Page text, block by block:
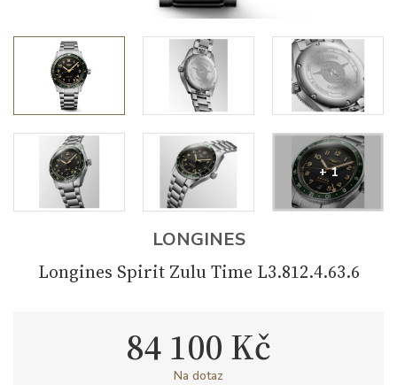
+ 1
LONGINES
Longines Spirit Zulu Time L3.812.4.63.6
84 100 Kč
Na dotaz